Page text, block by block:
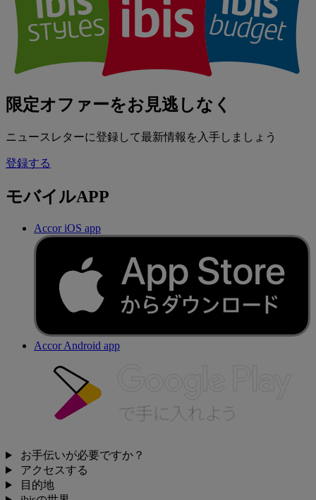
限定オファーをお見逃しなく
ニュースレターに登録して最新情報を入手しましょう
登録する
モバイルAPP
Accor iOS app
Accor Android app
お手伝いが必要ですか？
アクセスする
目的地